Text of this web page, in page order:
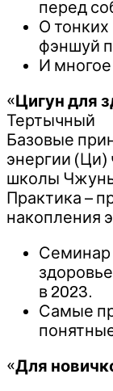
перед
О тонких
фэншуй
И
«Цигун для
Тертычный
Базовые
энергии (Ци)
школы
Практика –
накопления
Семинар
в 2023.
Самые
«Для